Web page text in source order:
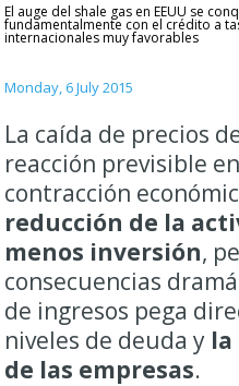
El auge del shale gas en EEUU se
fundamentalmente con el crédito a
internacionales muy favorables
Monday, 6 July 2015
La caída de precios
reacción previsible
contracción
reducción de la
menos inversión,
consecuencias
de ingresos pega
niveles de deuda y la
de las empresas.